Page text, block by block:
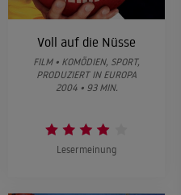
Voll auf die Nüsse
FILM • KOMÖDIEN, SPORT,
PRODUZIERT IN EUROPA
2004 • 93 MIN.
Lesermeinung